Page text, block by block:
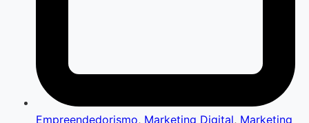
Empreendedorismo, Marketing Digital, Marketing